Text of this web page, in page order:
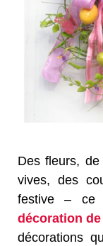
Des fleurs,
vives, des
festive – ce
décoration
décorations